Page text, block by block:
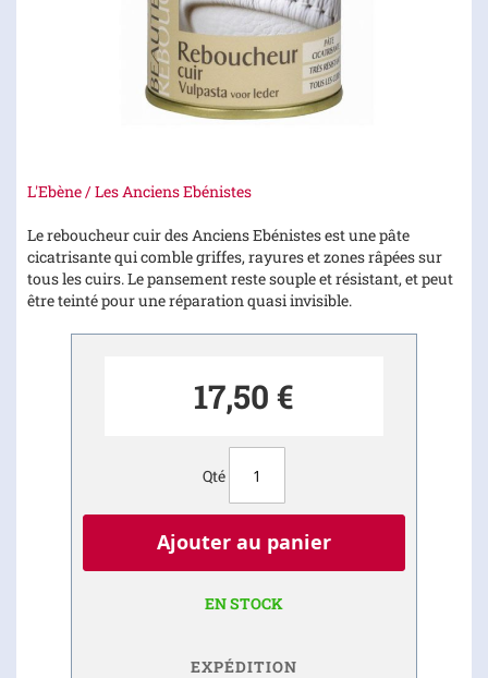
L'Ebène / Les Anciens Ebénistes
Le reboucheur cuir des Anciens Ebénistes est une pâte
cicatrisante qui comble griffes, rayures et zones râpées sur
tous les cuirs. Le pansement reste souple et résistant, et peut
être teinté pour une réparation quasi invisible.
17,50 €
Qté
Ajouter au panier
EN STOCK
EXPÉDITION
Skip
the
beginning
of
the